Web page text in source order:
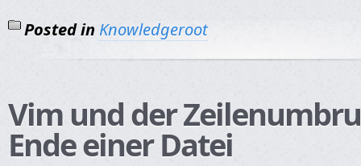
Posted in Knowledgeroot
Vim und der
Ende einer Datei